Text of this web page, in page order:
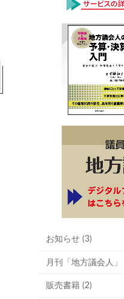
お知らせ (3)
月刊「地方議会人」
販売書籍 (2)